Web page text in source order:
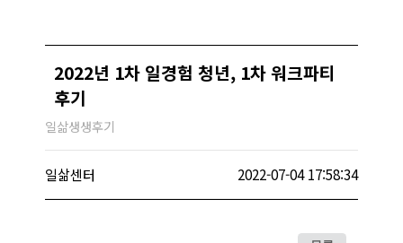
2022년 1차 일경험 청년, 1차 워크파티
후기
일삶생생후기
일삶센터 2022-07-04 17:58:34